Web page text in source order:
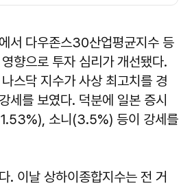
서 다우존스30산업평균지수 등
향으로 투자 심리가 개선됐다.
스닥 지수가 사상 최고치를 경
세를 보였다. 덕분에 일본 증시
소니(3.5%) 등이 강세를
. 이날 상하이종합지수는 전 거